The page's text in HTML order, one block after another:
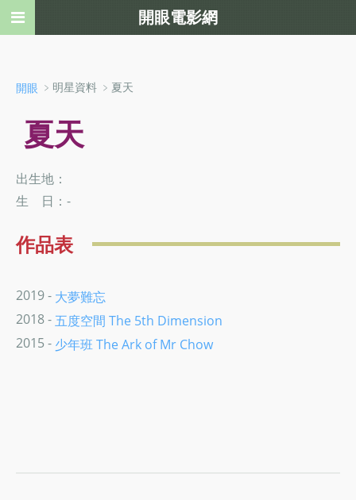
開眼 ﹥明星資料 ﹥夏天
夏天
出生地：
生 日：-
作品表
2019 - 大夢難忘
2018 - 五度空間 The 5th Dimension
2015 - 少年班 The Ark of Mr Chow
開眼電影網